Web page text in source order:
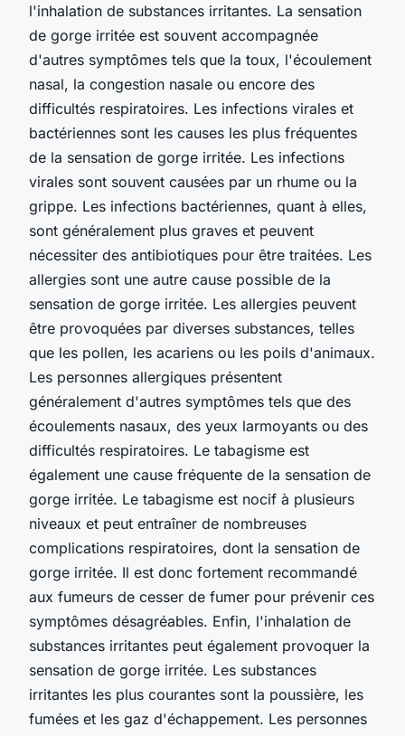
l'inhalation de substances irritantes. La sensation
de gorge irritée est souvent accompagnée
d'autres symptômes tels que la toux, l'écoulement
nasal, la congestion nasale ou encore des
difficultés respiratoires. Les infections virales et
bactériennes sont les causes les plus fréquentes
de la sensation de gorge irritée. Les infections
virales sont souvent causées par un rhume ou la
grippe. Les infections bactériennes, quant à elles,
sont généralement plus graves et peuvent
nécessiter des antibiotiques pour être traitées. Les
allergies sont une autre cause possible de la
sensation de gorge irritée. Les allergies peuvent
être provoquées par diverses substances, telles
que les pollen, les acariens ou les poils d'animaux.
Les personnes allergiques présentent
généralement d'autres symptômes tels que des
écoulements nasaux, des yeux larmoyants ou des
difficultés respiratoires. Le tabagisme est
également une cause fréquente de la sensation de
gorge irritée. Le tabagisme est nocif à plusieurs
niveaux et peut entraîner de nombreuses
complications respiratoires, dont la sensation de
gorge irritée. Il est donc fortement recommandé
aux fumeurs de cesser de fumer pour prévenir ces
symptômes désagréables. Enfin, l'inhalation de
substances irritantes peut également provoquer la
sensation de gorge irritée. Les substances
irritantes les plus courantes sont la poussière, les
fumées et les gaz d'échappement. Les personnes